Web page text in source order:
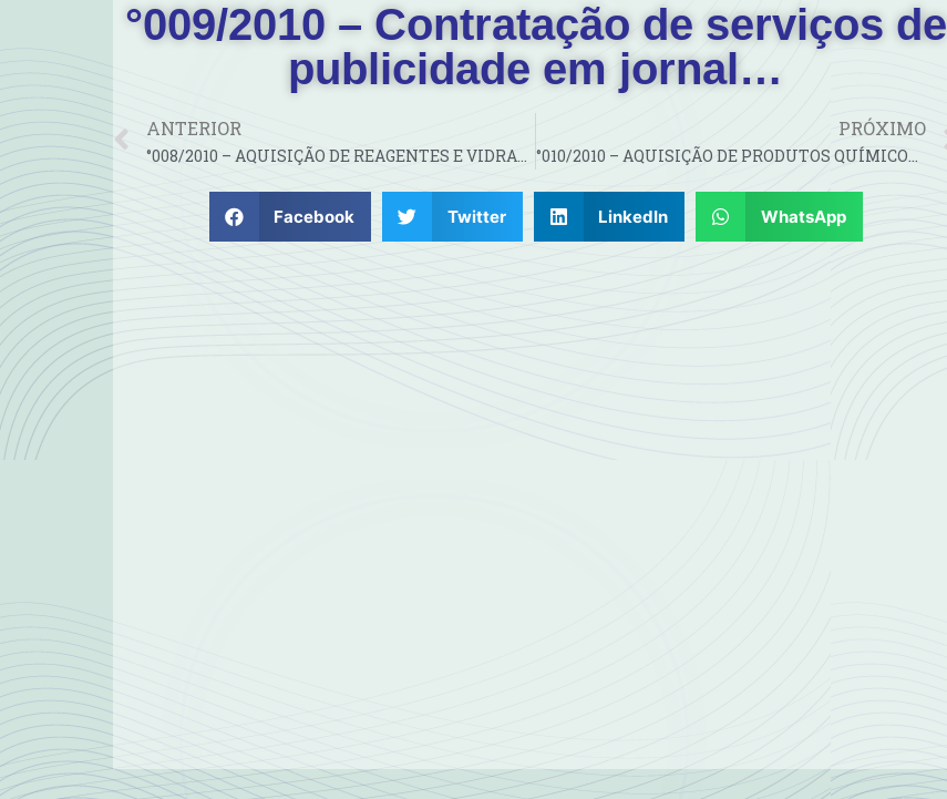
°009/2010 – Contratação de serviços de
publicidade em jornal…
ANTERIOR
°008/2010 – AQUISIÇÃO DE REAGENTES E VIDRARIAS PARA USO NA…
PRÓXIMO
°010/2010 – AQUISIÇÃO DE PRODUTOS QUÍMICOS (HIPOCLORITO DE…
Facebook Twitter LinkedIn WhatsApp